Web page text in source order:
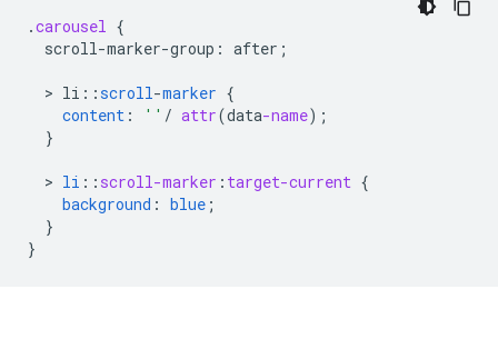
.carousel {
scroll-marker-group : after ;
  >
li : :scroll-marker {
content : '' / attr(data-name);
}
  >
li :: scroll-marker : target-current {
background : blue ;
}
}